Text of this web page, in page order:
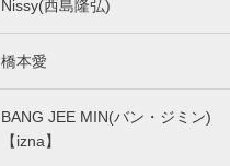
Nissy(西島隆弘)
橋本愛
BANG JEE MIN(バン・ジミン)
【izna】